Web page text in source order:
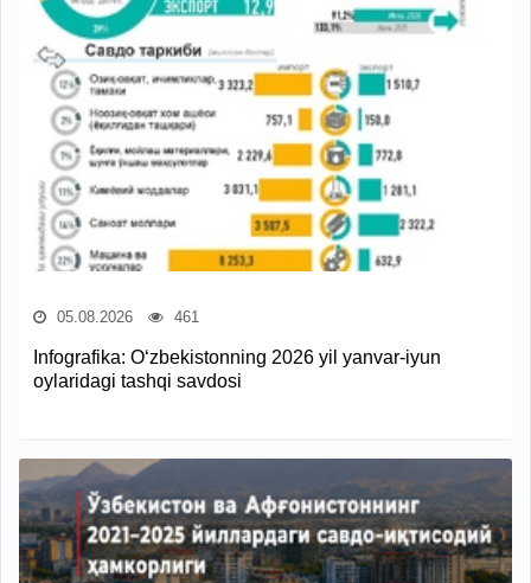
05.08.2026 461
Infografika: O‘zbekistonning 2026 yil yanvar-iyun
oylaridagi tashqi savdosi